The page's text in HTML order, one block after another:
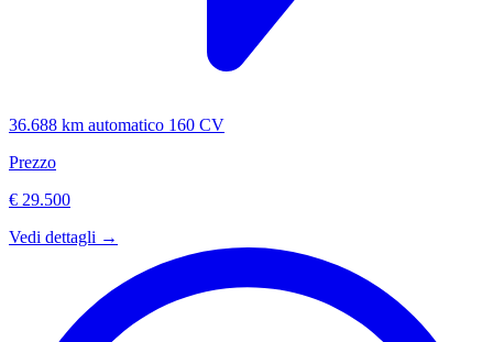
36.688 km automatico 160 CV
Prezzo
€ 29.500
Vedi dettagli →